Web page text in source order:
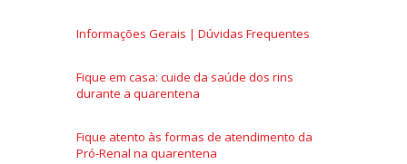
Informações Gerais | Dúvidas Frequentes
Fique em casa: cuide da saúde dos rins
durante a quarentena
Fique atento às formas de atendimento da
Pró-Renal na quarentena